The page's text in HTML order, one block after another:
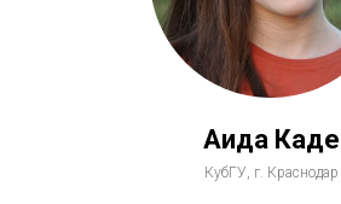
Аида Каде
КубГУ, г. Краснодар